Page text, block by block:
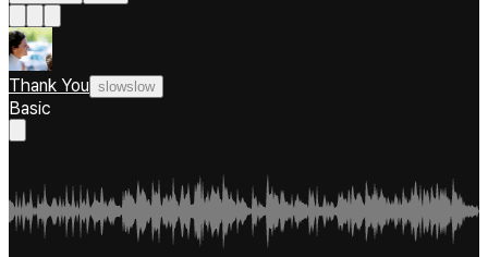
Thank You slowslow
Basic